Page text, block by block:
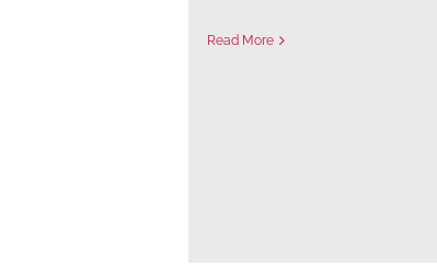
Read More